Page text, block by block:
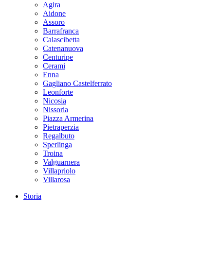
Agira
Aidone
Assoro
Barrafranca
Calascibetta
Catenanuova
Centuripe
Cerami
Enna
Gagliano Castelferrato
Leonforte
Nicosia
Nissoria
Piazza Armerina
Pietraperzia
Regalbuto
Sperlinga
Troina
Valguarnera
Villapriolo
Villarosa
Storia